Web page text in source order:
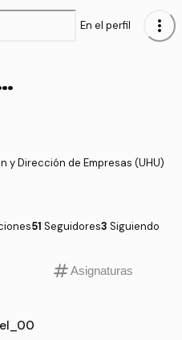
En el perfil more_vert
y Dirección de Empresas (UHU)
51 Seguidores3 Siguiendo
tagAsignaturas